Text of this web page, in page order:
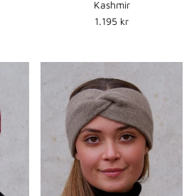
Kashmir
Normalpris
1.195 kr